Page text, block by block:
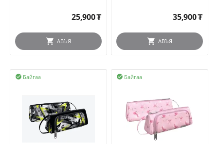
25,900₮
АВЪЯ
35,900₮
АВЪЯ
Байгаа
 Байгаа
